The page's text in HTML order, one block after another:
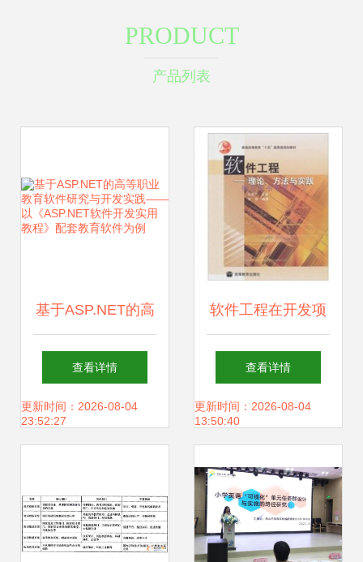
PRODUCT
产品列表
基于ASP.NET的高
等职业教育软件研
究与开发实践——
开发实用教程》配
套教育软件为例
查看详情
更新时间：2026-08-04
23:52:27
软件工程在开发项
目管理中的实践应
用 以教育软件研究
查看详情
更新时间：2026-08-04
13:50:40